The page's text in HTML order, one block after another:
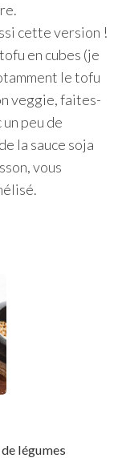
cette version !
en cubes (je
le tofu
veggie, faites-
peu de
la sauce soja
vous
légumes